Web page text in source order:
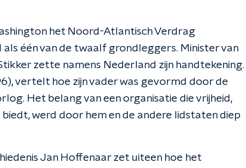
het Noord-Atlantisch Verdrag
één van de twaalf grondleggers. Minister van
zette namens Nederland zijn handtekening.
vertelt hoe zijn vader was gevormd door de
Het belang van een organisatie die vrijheid,
werd door hem en de andere lidstaten diep
Jan Hoffenaar zet uiteen hoe het